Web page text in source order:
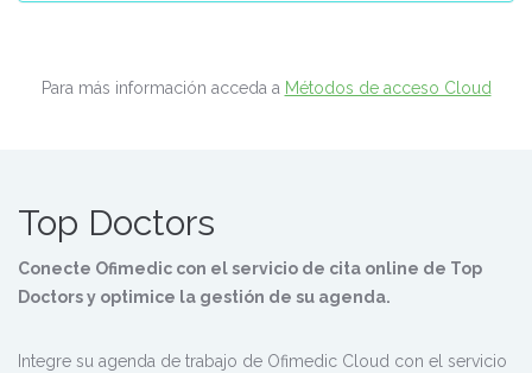
Para más información acceda a Métodos de acceso Cloud
Top Doctors
Conecte Ofimedic con el servicio de cita online de Top
Doctors y optimice la gestión de su agenda.
Integre su agenda de trabajo de Ofimedic Cloud con el servicio